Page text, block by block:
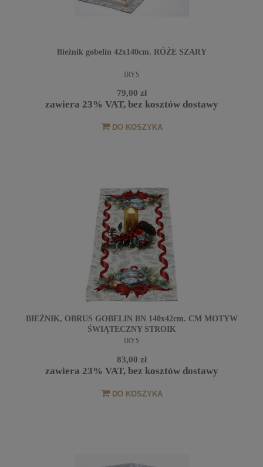
Bieżnik gobelin 42x140cm. RÓŻE SZARY
IRYS
79,00 zł
zawiera 23% VAT, bez kosztów dostawy
DO KOSZYKA
BIEŻNIK, OBRUS GOBELIN BN 140x42cm. CM MOTYW
ŚWIĄTECZNY STROIK
IRYS
83,00 zł
zawiera 23% VAT, bez kosztów dostawy
DO KOSZYKA